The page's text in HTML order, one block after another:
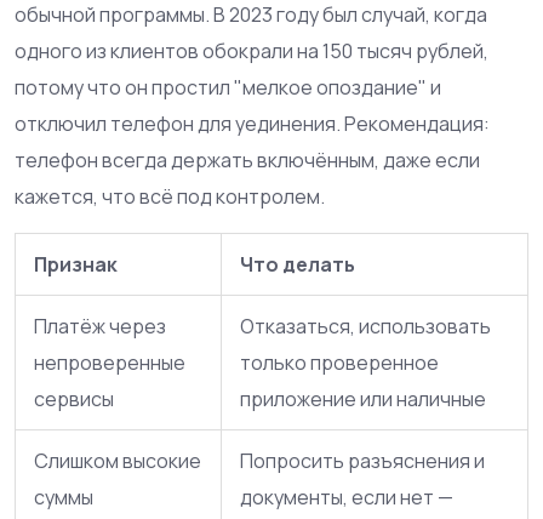
обычной программы. В 2023 году был случай, когда
одного из клиентов обокрали на 150 тысяч рублей,
потому что он простил "мелкое опоздание" и
отключил телефон для уединения. Рекомендация:
телефон всегда держать включённым, даже если
кажется, что всё под контролем.
Признак Что делать
Платёж через
непроверенные
сервисы
Отказаться, использовать
только проверенное
приложение или наличные
Слишком высокие
суммы
Попросить разъяснения и
документы, если нет —